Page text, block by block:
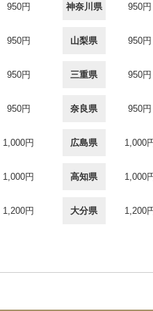
950円 神奈川県 950円
950円 山梨県 950円
950円 三重県 950円
950円 奈良県 950円
1,000円 広島県 1,000
1,000円 高知県 1,000
1,200円 大分県 1,200